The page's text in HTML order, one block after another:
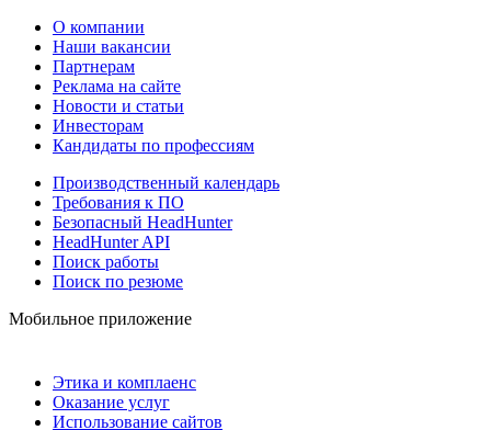
О компании
Наши вакансии
Партнерам
Реклама на сайте
Новости и статьи
Инвесторам
Кандидаты по профессиям
Производственный календарь
Требования к ПО
Безопасный HeadHunter
HeadHunter API
Поиск работы
Поиск по резюме
Мобильное приложение
Этика и комплаенс
Оказание услуг
Использование сайтов